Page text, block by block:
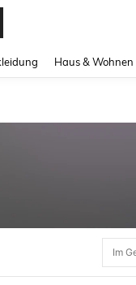
Haus & Wohnen